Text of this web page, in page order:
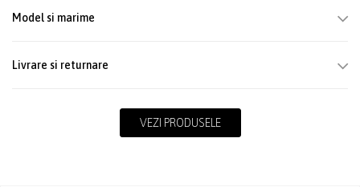
Model si marime
Livrare si returnare
VEZI PRODUSELE